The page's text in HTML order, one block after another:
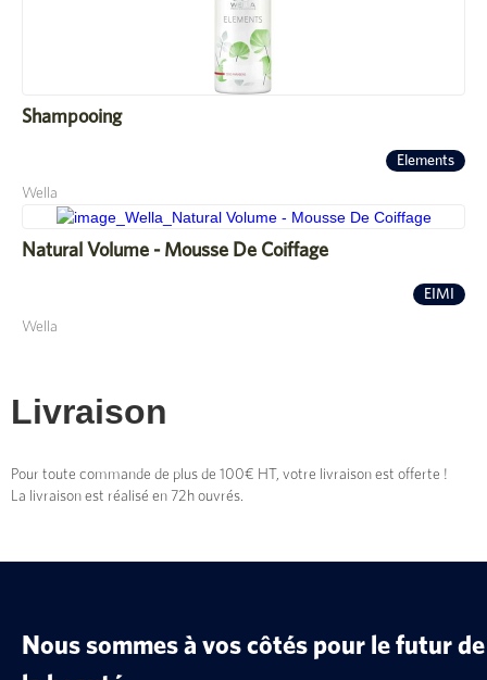
Shampooing
Elements
Wella
Natural Volume - Mousse De Coiffage
EIMI
Wella
Livraison
Pour toute commande de plus de 100€ HT, votre livraison est offerte !
La livraison est réalisé en 72h ouvrés.
Nous sommes à vos côtés pour le futur de